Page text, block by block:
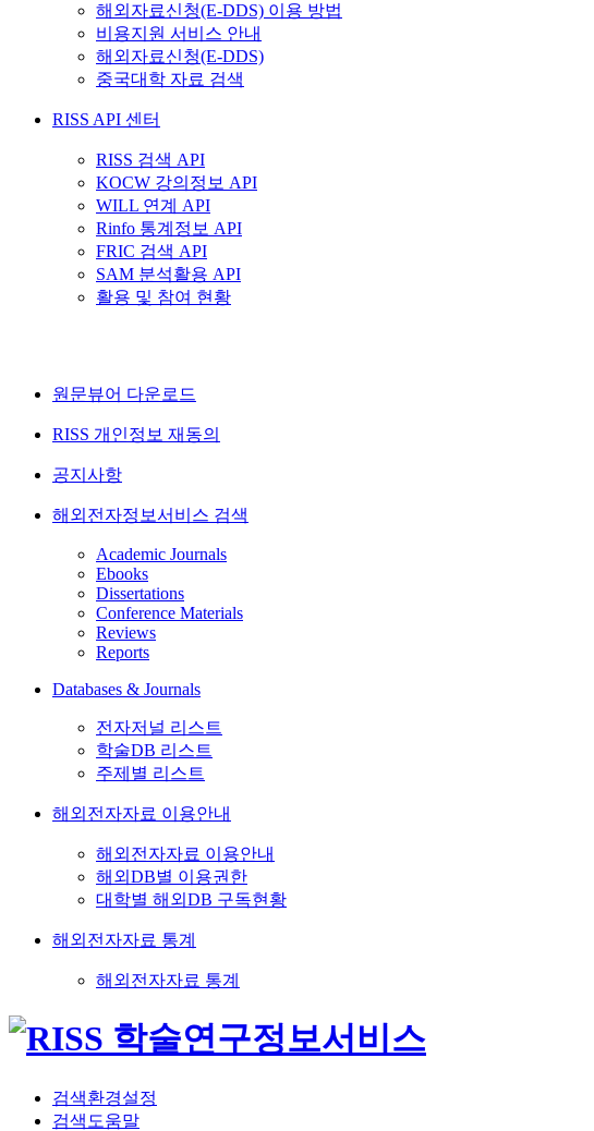
해외자료신청(E-DDS) 이용 방법
비용지원 서비스 안내
해외자료신청(E-DDS)
중국대학 자료 검색
RISS API 센터
RISS 검색 API
KOCW 강의정보 API
WILL 연계 API
Rinfo 통계정보 API
FRIC 검색 API
SAM 분석활용 API
활용 및 참여 현황
원문뷰어 다운로드
RISS 개인정보 재동의
공지사항
해외전자정보서비스 검색
Academic Journals
Ebooks
Dissertations
Conference Materials
Reviews
Reports
Databases & Journals
전자저널 리스트
학술DB 리스트
주제별 리스트
해외전자자료 이용안내
해외전자자료 이용안내
해외DB별 이용권한
대학별 해외DB 구독현황
해외전자자료 통계
해외전자자료 통계
검색환경설정
검색도움말